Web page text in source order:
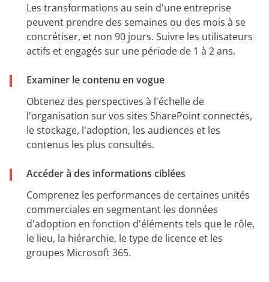
Les transformations au sein d'une entreprise
peuvent prendre des semaines ou des mois à se
concrétiser, et non 90 jours. Suivre les utilisateurs
actifs et engagés sur une période de 1 à 2 ans.
Examiner le contenu en vogue
Obtenez des perspectives à l'échelle de
l'organisation sur vos sites SharePoint connectés,
le stockage, l'adoption, les audiences et les
contenus les plus consultés.
Accéder à des informations ciblées
Comprenez les performances de certaines unités
commerciales en segmentant les données
d'adoption en fonction d'éléments tels que le rôle,
le lieu, la hiérarchie, le type de licence et les
groupes Microsoft 365.